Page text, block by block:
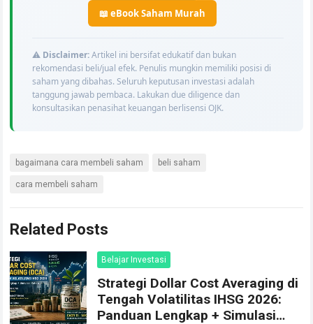
📖 eBook Saham Murah
⚠️ Disclaimer:Artikel ini bersifat edukatif dan bukan
rekomendasi beli/jual efek. Penulis mungkin memiliki posisi di
saham yang dibahas. Seluruh keputusan investasi adalah
tanggung jawab pembaca. Lakukan due diligence dan
konsultasikan penasihat keuangan berlisensi OJK.
bagaimana cara membeli saham beli saham
cara membeli saham
Related Posts
Belajar Investasi
Strategi Dollar Cost Averaging di
Tengah Volatilitas IHSG 2026:
Panduan Lengkap + Simulasi